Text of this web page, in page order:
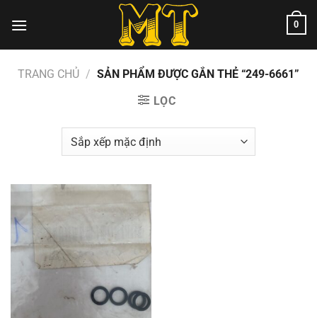
đến
0
TRANG CHỦ / SẢN PHẨM ĐƯỢC GẮN THẺ “249-6661”
LỌC